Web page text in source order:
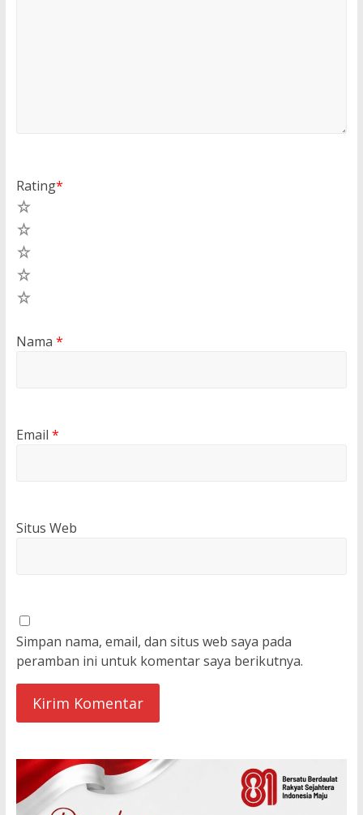
Rating*
Nama *
Email *
Situs Web
Simpan nama, email, dan situs web saya pada
peramban ini untuk komentar saya berikutnya.